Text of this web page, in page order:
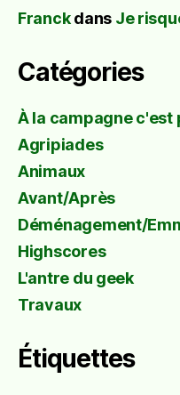
Franckdans Je
Catégories
À la campagne c'est
Agripiades
Animaux
Avant/Après
Déménagement/
Highscores
L'antre du geek
Travaux
Étiquettes